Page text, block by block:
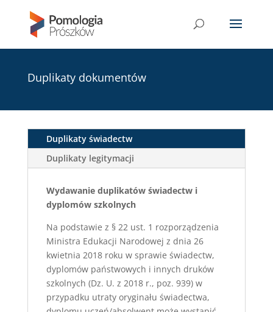
Duplikaty dokumentów
Duplikaty świadectw
Duplikaty legitymacji
Wydawanie duplikatów świadectw i
dyplomów szkolnych
Na podstawie z § 22 ust. 1 rozporządzenia
Ministra Edukacji Narodowej z dnia 26
kwietnia 2018 roku w sprawie świadectw,
dyplomów państwowych i innych druków
szkolnych (Dz. U. z 2018 r., poz. 939) w
przypadku utraty oryginału świadectwa,